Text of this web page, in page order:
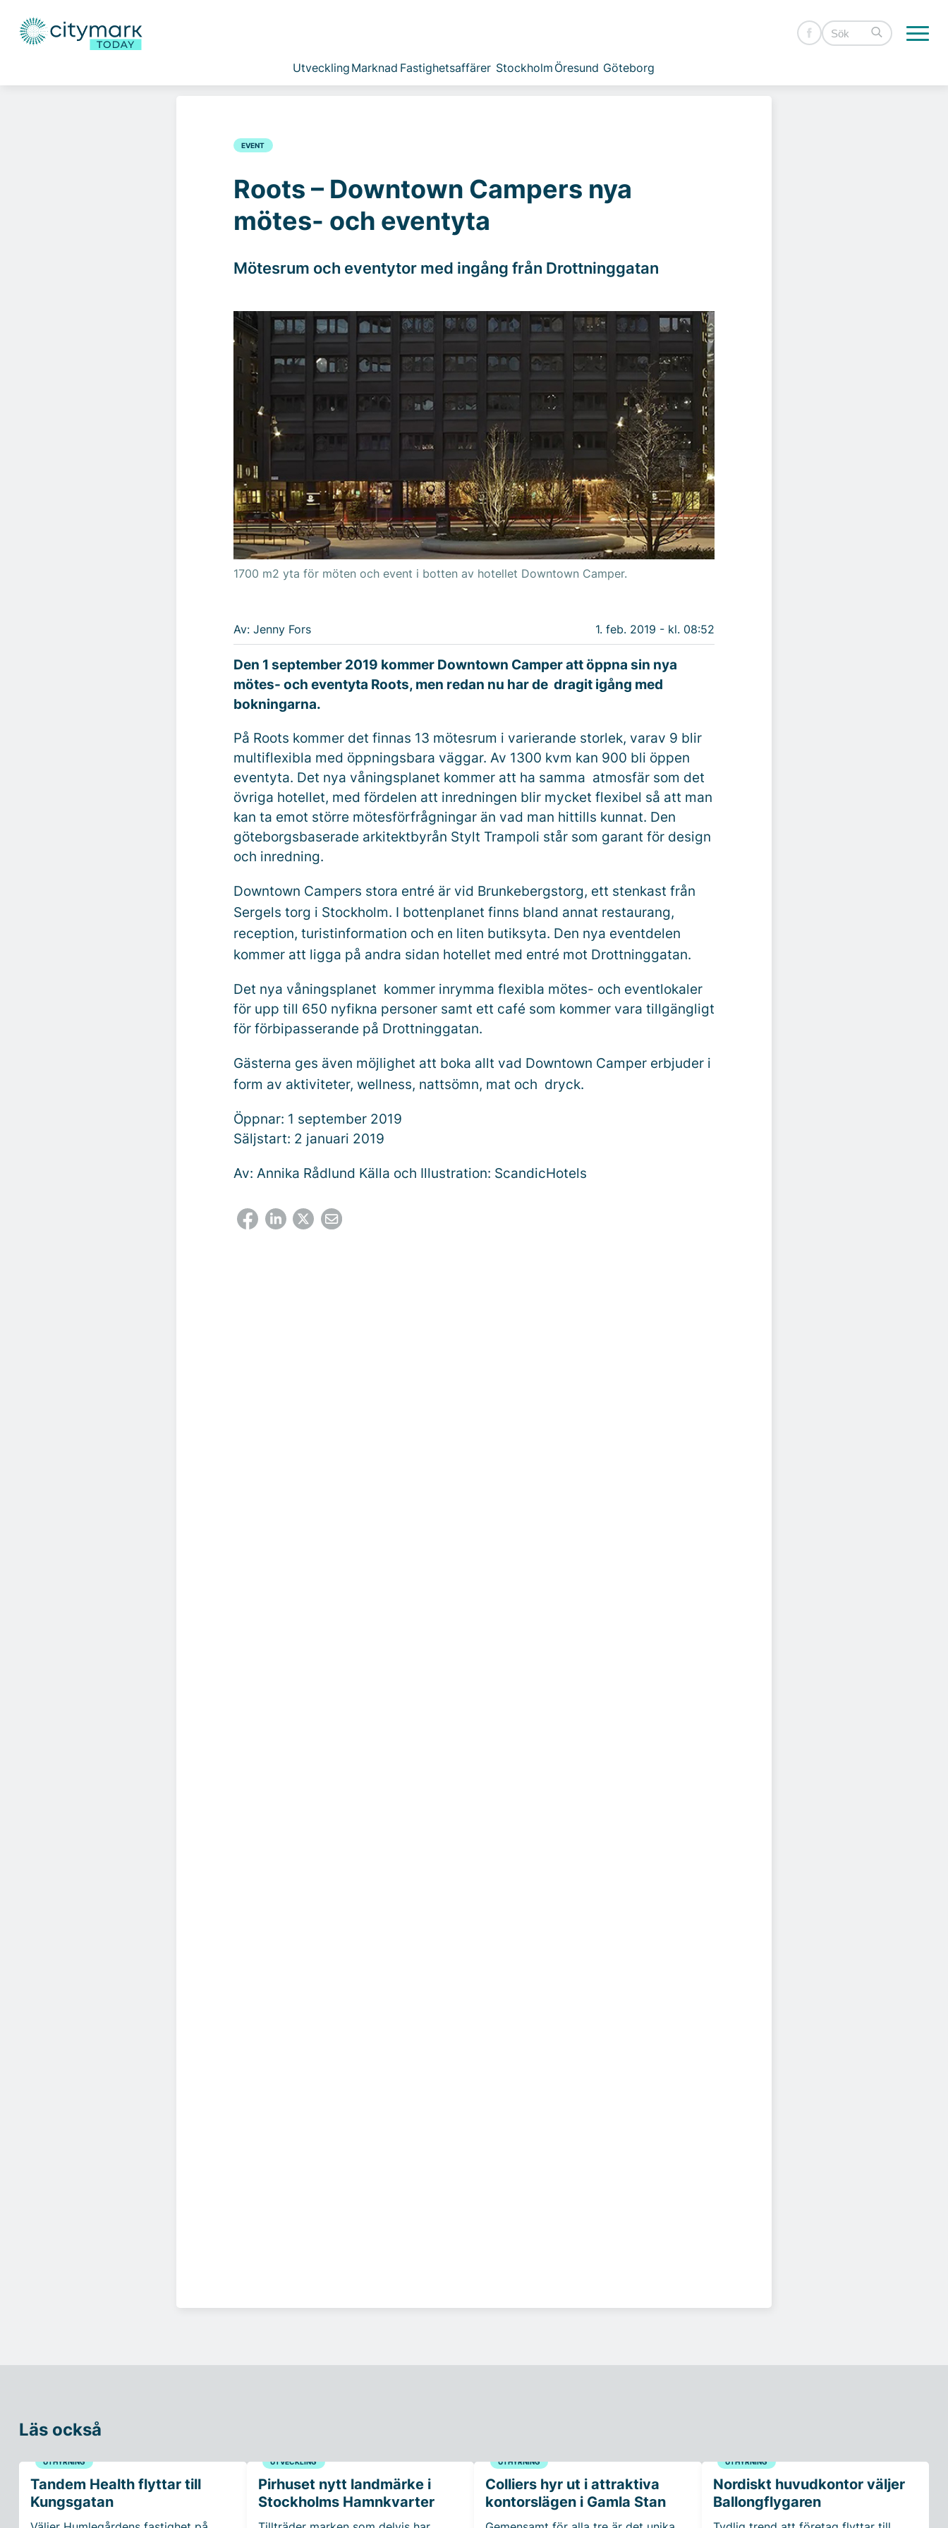
Utveckling Marknad Fastighetsaffärer Stockholm Öresund Göteborg
EVENT
Roots – Downtown Campers nya
mötes- och eventyta
Mötesrum och eventytor med ingång från Drottninggatan
1700 m2 yta för möten och event i botten av hotellet Downtown Camper.
Av: Jenny Fors 1. feb. 2019 - kl. 08:52
Den 1 september 2019 kommer Downtown Camper att öppna sin nya
mötes- och eventyta Roots, men redan nu har de dragit igång med
bokningarna.
På Roots kommer det finnas 13 mötesrum i varierande storlek, varav 9 blir
multiflexibla med öppningsbara väggar. Av 1300 kvm kan 900 bli öppen
eventyta. Det nya våningsplanet kommer att ha samma atmosfär som det
övriga hotellet, med fördelen att inredningen blir mycket flexibel så att man
kan ta emot större mötesförfrågningar än vad man hittills kunnat. Den
göteborgsbaserade arkitektbyrån Stylt Trampoli står som garant för design
och inredning.
Downtown Campers stora entré är vid Brunkebergstorg, ett stenkast från
Sergels torg i Stockholm. I bottenplanet finns bland annat restaurang,
reception, turistinformation och en liten butiksyta. Den nya eventdelen
kommer att ligga på andra sidan hotellet med entré mot Drottninggatan.
Det nya våningsplanet kommer inrymma flexibla mötes- och eventlokaler
för upp till 650 nyfikna personer samt ett café som kommer vara tillgängligt
för förbipasserande på Drottninggatan.
Gästerna ges även möjlighet att boka allt vad Downtown Camper erbjuder i
form av aktiviteter, wellness, nattsömn, mat och dryck.
Öppnar: 1 september 2019
Säljstart: 2 januari 2019
Av: Annika Rådlund Källa och Illustration: ScandicHotels
Läs också
UTHYRNING
Tandem Health flyttar till
Kungsgatan
UTVECKLING
Pirhuset nytt landmärke i
Stockholms Hamnkvarter
UTHYRNING
Colliers hyr ut i attraktiva
kontorslägen i Gamla Stan
UTHYRNING
Nordiskt huvudkontor väljer
Ballongflygaren